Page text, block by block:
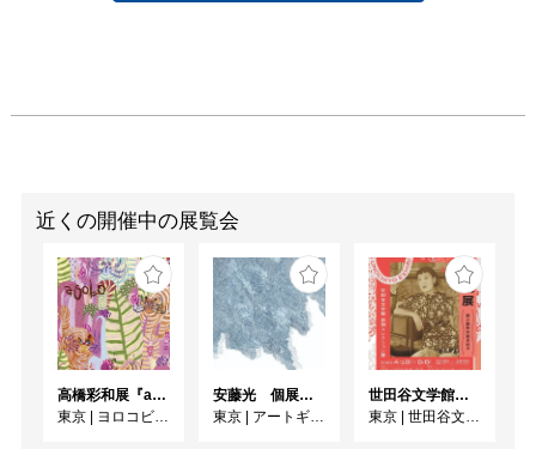
近くの開催中の展覧会
高橋彩和展『asobo』
東京
ヨロコビtoギャラリー
安藤光 個展『ドローイング細密画展2026』
東京
アートギャラリー絵の具箱
世田谷文学館コレクション展 没後30年 宇野千代展
東京
世田谷文学館